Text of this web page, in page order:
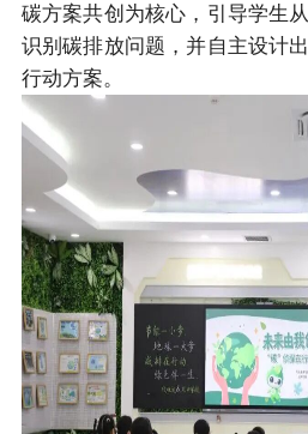
碳方案共创为核心，引导学生
识别碳排放问题，并自主设计
行动方案。